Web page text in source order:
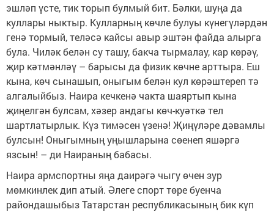
эшләп үсте, тик торып булмый бит. Бәлки, шуңа да
куллары ныктыр. Кулларның көчле булуы күнегүләрдән
генә тормый, теләсә кайсы авыр эштән файда алырга
була. Чиләк белән су ташу, бакча тырмалау, кар көрәү,
җир кәтмәнләү – барысы да физик көчне арттыра. Еш
кына, көч сынашып, оныгым белән кул көрәштереп тә
алгалыйбыз. Наира кечкенә чакта шаяртып кына
җиңелгән булсам, хәзер андагы көч-куәткә тел
шартлатырлык. Күз тимәсен үзенә! Җиңүләре дәвамлы
булсын! Оныгымның уңышларына сөенеп яшәргә
язсын! – ди Наираның бабасы.
Наира армспортны яңа даирәгә чыгу өчен зур
мөмкинлек дип атый. Әлеге спорт төре буенча
райондашыбыз Татарстан республикасының бик күп